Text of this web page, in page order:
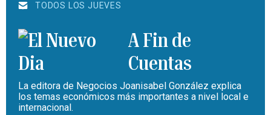
TODOS LOS JUEVES
A Fin de
Cuentas
La editora de Negocios Joanisabel González explica
los temas económicos más importantes a nivel local e
internacional.